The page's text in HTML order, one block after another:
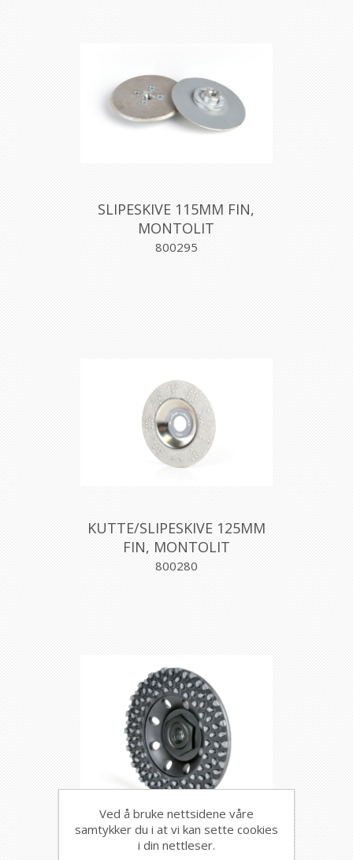
SLIPESKIVE 115MM FIN,
MONTOLIT
800295
KUTTE/SLIPESKIVE 125MM
FIN, MONTOLIT
800280
DIAMANT SLIPESKIVE
Ved å bruke nettsidene våre
samtykker du i at vi kan sette cookies
i din nettleser.